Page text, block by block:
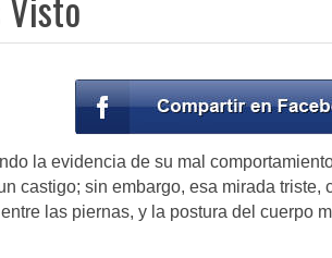
la evidencia de su mal
castigo; sin embargo, esa mirada
las piernas, y la postura del cuerpo